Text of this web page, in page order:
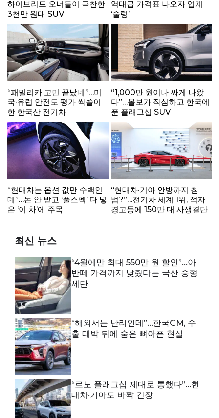
하이브리드 오너들이 극찬한
3천만 원대 SUV
역대급 가격표 나오자 업계
‘술렁’
“패밀리카 고민 끝났네”…미
국·유럽 안전도 평가 싹쓸이
한 한국산 전기차
“1,000만 원이나 싸게 나왔
다”…볼보가 작심하고 한국에
푼 플래그십 SUV
“현대차는 옵션 값만 수백인
데”…돈 안 받고 ‘풀스펙’ 다 넣
은 ‘이 차’에 주목
“현대차·기아 안방까지 침
범?”…전기차 세계 1위, 적자
경고등에 150만 대 사생결단
최신 뉴스
“4월에만 최대 550만 원 할인”…아
반떼 가격까지 낮췄다는 국산 중형
세단
“해외서는 난리인데”…한국GM, 수
출 대박 뒤에 숨은 뼈아픈 현실
“르노 플래그십 제대로 통했다”…현
대차·기아도 바짝 긴장